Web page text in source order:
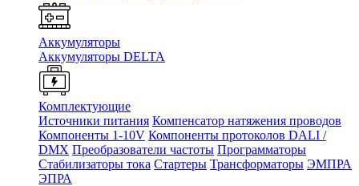
Аккумуляторы
Аккумуляторы DELTA
Комплектующие
Источники питания Компенсатор натяжения проводов
Компоненты 1-10V Компоненты протоколов DALI /
DMX Преобразователи частоты Программаторы
Стабилизаторы тока Стартеры Трансформаторы ЭМПРА
ЭПРА